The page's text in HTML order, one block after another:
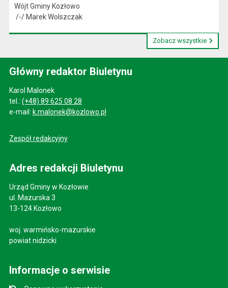
Wójt Gminy Kozłowo
/-/ Marek Wolszczak
Zobacz wszystkie
Główny redaktor Biuletynu
Karol Malonek
tel.: (+48) 89 625 08 28
e-mail: k.malonek@kozlowo.pl
Zespół redakcyjny
Adres redakcji Biuletynu
Urząd Gminy w Kozłowie
ul. Mazurska 3
13-124 Kozłowo
woj. warmińsko-mazurskie
powiat nidzicki
Informacje o serwisie